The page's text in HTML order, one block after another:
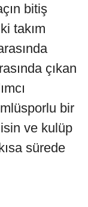
bitiş
takım
çıkan
bir
ve kulüp
sürede